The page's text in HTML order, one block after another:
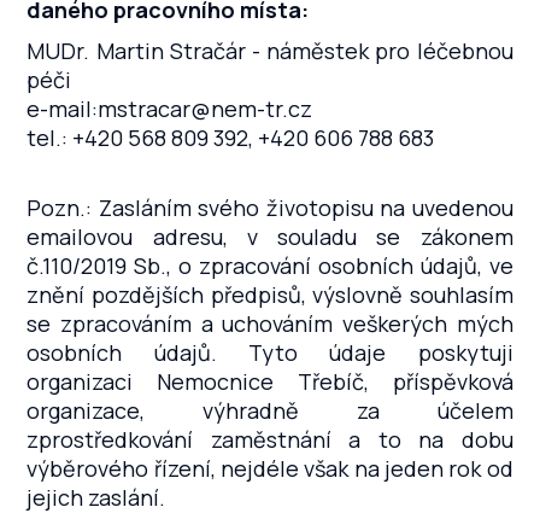
daného pracovního místa:
MUDr. Martin Stračár - náměstek pro léčebnou
péči
e-mail:mstracar@nem-tr.cz
tel.: +420 568 809 392, +420 606 788 683
Pozn.: Zasláním svého životopisu na uvedenou
emailovou adresu, v souladu se zákonem
č.110/2019 Sb., o zpracování osobních údajů, ve
znění pozdějších předpisů, výslovně souhlasím
se zpracováním a uchováním veškerých mých
osobních údajů. Tyto údaje poskytuji
organizaci Nemocnice Třebíč, příspěvková
organizace, výhradně za účelem
zprostředkování zaměstnání a to na dobu
výběrového řízení, nejdéle však na jeden rok od
jejich zaslání.